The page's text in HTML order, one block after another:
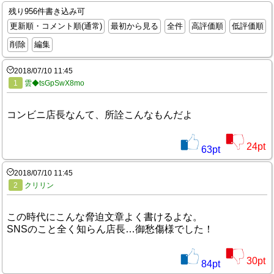
残り956件書き込み可
更新順・コメント順(通常)
最初から見る 全件 高評価順
低評価順
削除
編集
2018/07/10 11:45
1
雲◆tsGpSwX8mo
コンビニ店長なんて、所詮こんなもんだよ
63pt 24pt
2018/07/10 11:45
2
クリリン
この時代にこんな脅迫文章よく書けるよな。
SNSのこと全く知らん店長…御愁傷様でした！
84pt 30pt